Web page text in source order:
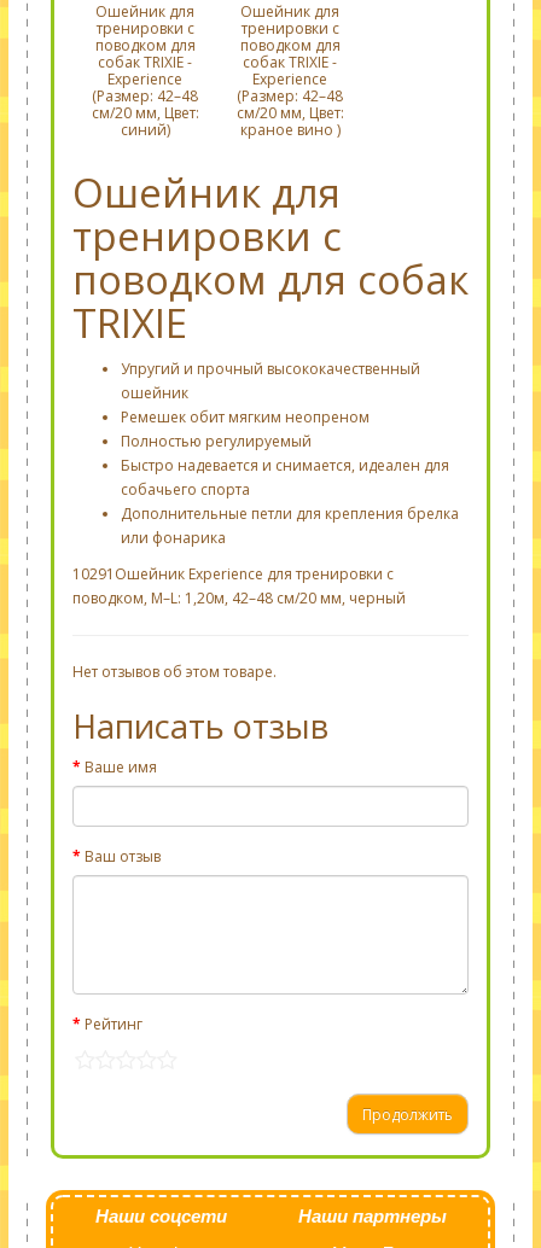
Ошейник для
тренировки с
поводком для
собак TRIXIE -
Experience
(Размер: 42–48
см/20 мм, Цвет:
синий)
Ошейник для
тренировки с
поводком для
собак TRIXIE -
Experience
(Размер: 42–48
см/20 мм, Цвет:
краное вино )
Ошейник для
тренировки с
поводком для собак
TRIXIE
Упругий и прочный высококачественный
ошейник
Ремешек обит мягким неопреном
Полностью регулируемый
Быстро надевается и снимается, идеален для
собачьего спорта
Дополнительные петли для крепления брелка
или фонарика
10291Ошейник Experience для тренировки с
поводком, M–L: 1,20м, 42–48 см/20 мм, черный
Нет отзывов об этом товаре.
Написать отзыв
Ваше имя
Ваш отзыв
Рейтинг
Продолжить
Наши соцсети
Наши партнеры